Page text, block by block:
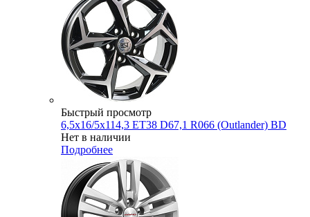
Быстрый просмотр
6,5x16/5x114,3 ET38 D67,1 R066 (Outlander) BD
Нет в наличии
Подробнее